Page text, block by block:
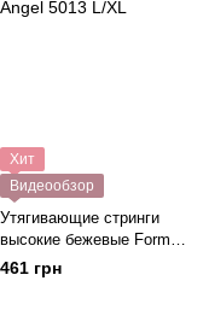
Хит
Видеообзор
Утягивающие стринги
высокие бежевые Form
Angel 5013 L/XL
461 грн